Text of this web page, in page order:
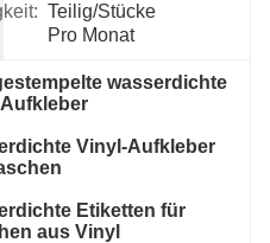
Teilig/Stücke
Pro Monat
wasserdichte
Vinyl-Aufkleber
Etiketten für
aus Vinyl